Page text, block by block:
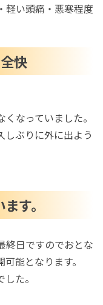
軽い頭痛・悪寒程度
快
なっていました。
しぶりに外に出よう
す。
終日ですのでおとな
能となります。
た。